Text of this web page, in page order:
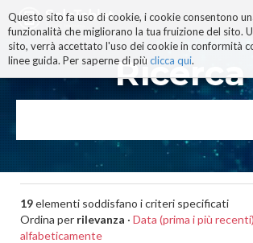
Questo sito fa uso di cookie, i cookie consentono
funzionalità che migliorano la tua fruizione del sito.
sito, verrà accettato l'uso dei cookie in conformità
linee guida. Per saperne di più clicca qui.
ai
contenuti.
|
alla
navigazione
Ricerca
19elementi soddisfano i criteri specificati
Ordina per rilevanza · Data (prima i più recenti)
alfabeticamente